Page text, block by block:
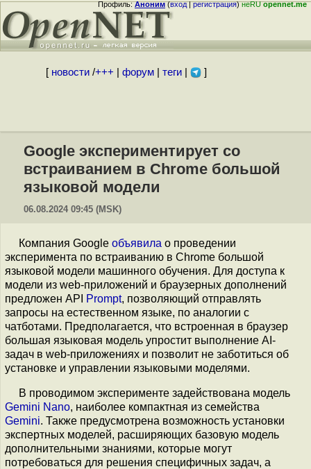
Профиль:Аноним(вход|регистрация)неRUopennet.me
[ новости/+++ форум| теги| ]
Google экспериментирует со
встраиванием в Chrome большой
языковой модели
06.08.2024 09:45 (MSK)
Компания Google объявила о проведении
эксперимента по встраиванию в Chrome большой
языковой модели машинного обучения. Для доступа к
модели из web-приложений и браузерных дополнений
предложен API
Prompt, позволяющий отправлять
запросы на естественном языке, по аналогии с
чатботами. Предполагается, что встроенная в браузер
большая языковая модель упростит выполнение AI-
задач в web-приложениях и позволит не заботиться об
установке и управлении языковыми моделями.
В проводимом эксперименте задействована модель
Gemini Nano, наиболее компактная из семейства
Gemini. Также предусмотрена возможность установки
экспертных моделей, расширяющих базовую модель
дополнительными знаниями, которые могут
потребоваться для решения специфичных задач, а